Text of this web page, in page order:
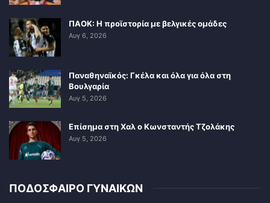
ΠΑΟΚ: Η προϊστορία με βελγικές ομάδες
Αυγ 6, 2026
Παναθηναϊκός: Γκέλα και όλα για όλα στη
Βουλγαρία
Αυγ 5, 2026
Επίσημα στη Χαλ ο Κωνσταντής Τζολάκης
Αυγ 5, 2026
ΠΟΔΟΣΦΑΙΡΟ ΓΥΝΑΙΚΩΝ